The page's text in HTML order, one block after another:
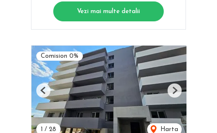
Vezi mai multe detalii
Comision 0%
1 / 28 Harta
Previous Next